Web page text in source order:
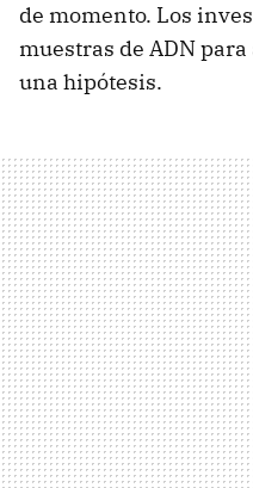
de momento. Los
muestras de ADN
una hipótesis.